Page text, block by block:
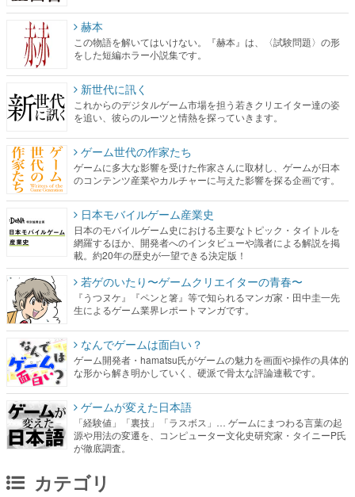
赫本
この物語を解いてはいけない。『赫本』は、〈試験問題〉の形
をした短編ホラー小説集です。
新世代に訊く
これからのデジタルゲーム市場を担う若きクリエイター達の姿
を追い、彼らのルーツと情熱を探っていきます。
ゲーム世代の作家たち
ゲームに多大な影響を受けた作家さんに取材し、ゲームが日本
のコンテンツ産業やカルチャーに与えた影響を探る企画です。
日本モバイルゲーム産業史
日本のモバイルゲーム史における主要なトピック・タイトルを
網羅するほか、開発者へのインタビューや識者による解説を掲
載。約20年の歴史が一望できる決定版！
若ゲのいたり〜ゲームクリエイターの青春〜
『うつヌケ』『ペンと箸』等で知られるマンガ家・田中圭一先
生によるゲーム業界レポートマンガです。
なんでゲームは面白い？
ゲーム開発者・hamatsu氏がゲームの魅力を画面や操作の具体的
な形から解き明かしていく、硬派で骨太な評論連載です。
ゲームが変えた日本語
「経験値」「裏技」「ラスボス」… ゲームにまつわる言葉の起
源や用法の変遷を、コンピューター文化史研究家・タイニーP氏
が徹底調査。
カテゴリ